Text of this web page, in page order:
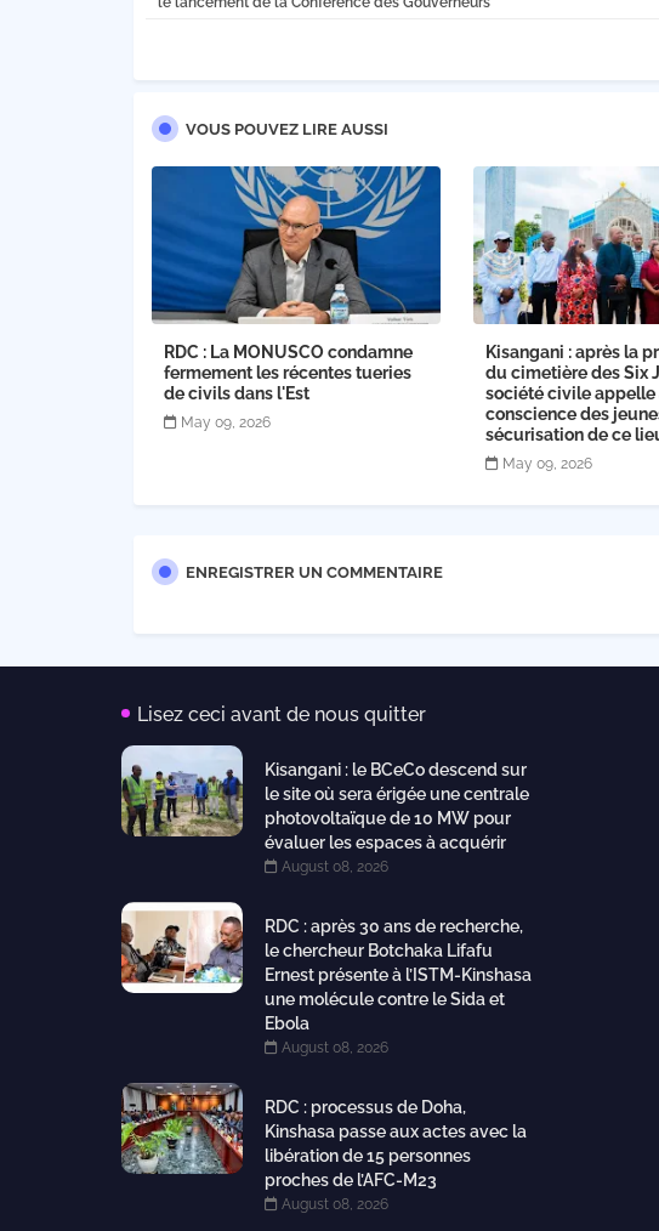
VOUS POUVEZ LIRE AUSSI
RDC : La MONUSCO condamne
fermement les récentes tueries
de civils dans l'Est
May 09, 2026
Kisangani : après la
du cimetière des Six
société civile appelle
conscience des
sécurisation de ce
May 09, 2026
ENREGISTRER UN COMMENTAIRE
Lisez ceci avant de nous quitter
Kisangani : le BCeCo descend sur
le site où sera érigée une centrale
photovoltaïque de 10 MW pour
évaluer les espaces à acquérir
August 08, 2026
RDC : après 30 ans de recherche,
le chercheur Botchaka Lifafu
Ernest présente à l’ISTM-Kinshasa
une molécule contre le Sida et
Ebola
August 08, 2026
RDC : processus de Doha,
Kinshasa passe aux actes avec la
libération de 15 personnes
proches de l’AFC-M23
August 08, 2026